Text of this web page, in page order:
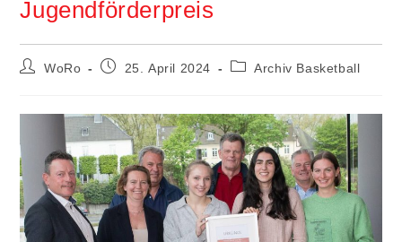
Jugendförderpreis
Beitrags-
WoRo
Beitrag25. April 2024
Beitrags-
Archiv Basketball